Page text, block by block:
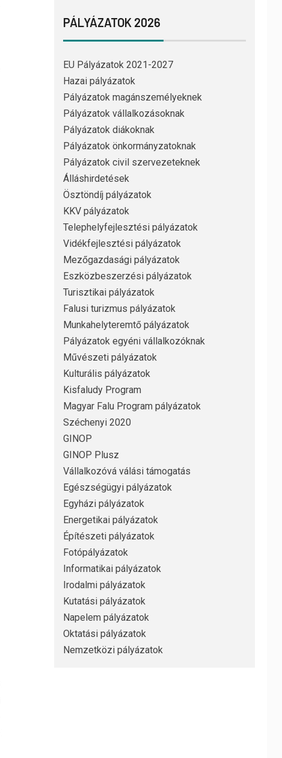
PÁLYÁZATOK 2026
EU Pályázatok 2021-2027
Hazai pályázatok
Pályázatok magánszemélyeknek
Pályázatok vállalkozásoknak
Pályázatok diákoknak
Pályázatok önkormányzatoknak
Pályázatok civil szervezeteknek
Álláshirdetések
Ösztöndíj pályázatok
KKV pályázatok
Telephelyfejlesztési pályázatok
Vidékfejlesztési pályázatok
Mezőgazdasági pályázatok
Eszközbeszerzési pályázatok
Turisztikai pályázatok
Falusi turizmus pályázatok
Munkahelyteremtő pályázatok
Pályázatok egyéni vállalkozóknak
Művészeti pályázatok
Kulturális pályázatok
Kisfaludy Program
Magyar Falu Program pályázatok
Széchenyi 2020
GINOP
GINOP Plusz
Vállalkozóvá válási támogatás
Egészségügyi pályázatok
Egyházi pályázatok
Energetikai pályázatok
Építészeti pályázatok
Fotópályázatok
Informatikai pályázatok
Irodalmi pályázatok
Kutatási pályázatok
Napelem pályázatok
Oktatási pályázatok
Nemzetközi pályázatok